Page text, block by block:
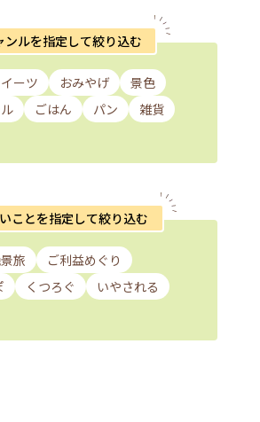
ンルを指定して絞り込む
ーツ おみやげ
景色
ごはん パン
雑貨
ことを指定して絞り込む
旅
ご利益めぐり
くつろぐ
いやされる